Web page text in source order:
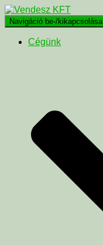
Navigáció be-/kikapcsolása
Cégünk